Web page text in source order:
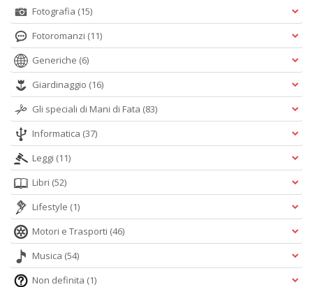
Fotografia (15)
Fotoromanzi (11)
Generiche (6)
Giardinaggio (16)
Gli speciali di Mani di Fata (83)
Informatica (37)
Leggi (11)
Libri (52)
Lifestyle (1)
Motori e Trasporti (46)
Musica (54)
Non definita (1)